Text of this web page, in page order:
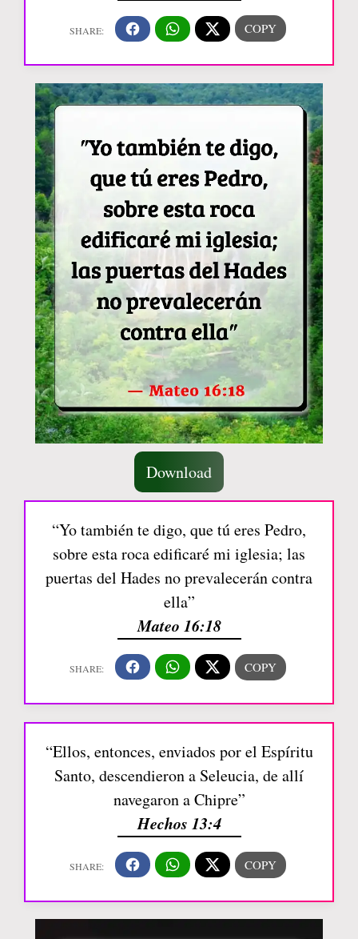
Download
“Yo también te digo, que tú eres Pedro,
sobre esta roca edificaré mi iglesia; las
puertas del Hades no prevalecerán contra
ella”
Mateo 16:18
“Ellos, entonces, enviados por el Espíritu
Santo, descendieron a Seleucia, de allí
navegaron a Chipre”
Hechos 13:4